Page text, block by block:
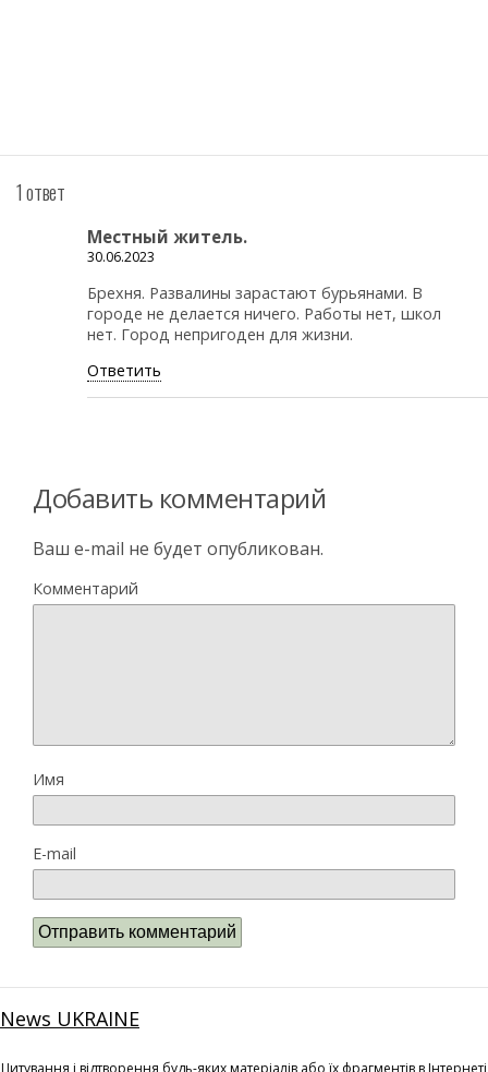
1 ответ
Местный житель.
30.06.2023
Брехня. Развалины зарастают бурьянами. В
городе не делается ничего. Работы нет, школ
нет. Город непригоден для жизни.
Ответить
Добавить комментарий
Ваш e-mail не будет опубликован.
Комментарий
Имя
E-mail
News UKRAINE